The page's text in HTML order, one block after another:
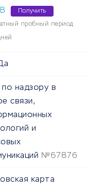
Получить
пробный период
надзору в
связи,
и
№67876
карта